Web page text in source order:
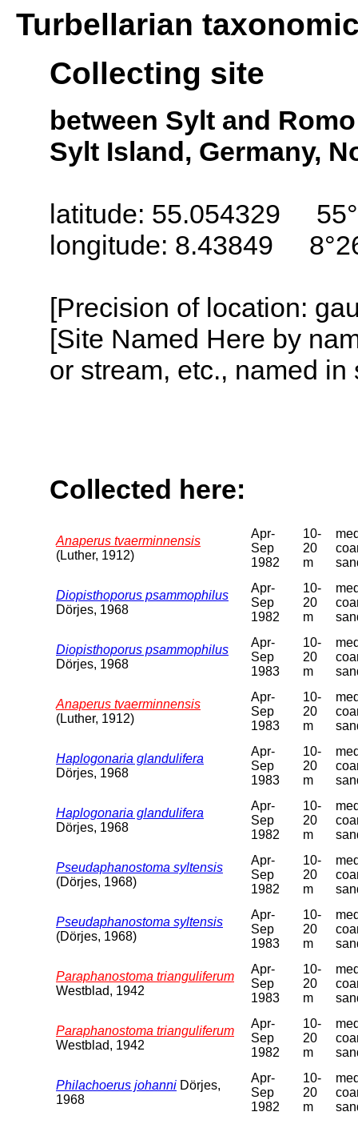
Turbellarian
Collecting site
between Sylt and
Sylt Island, Germany,
latitude: 55.054329
longitude: 8.43849
[Precision of location:
[Site Named Here by
or stream, etc., named
Collected here:
Anaperus tvaerminnensis
(Luther, 1912)
Apr-
Sep
1982
10-
20
m
Diopisthoporus psammophilus
Dörjes, 1968
Apr-
Sep
1982
10-
20
m
Diopisthoporus psammophilus
Dörjes, 1968
Apr-
Sep
1983
10-
20
m
Anaperus tvaerminnensis
(Luther, 1912)
Apr-
Sep
1983
10-
20
m
Haplogonaria glandulifera
Dörjes, 1968
Apr-
Sep
1983
10-
20
m
Haplogonaria glandulifera
Dörjes, 1968
Apr-
Sep
1982
10-
20
m
Pseudaphanostoma syltensis
(Dörjes, 1968)
Apr-
Sep
1982
10-
20
m
Pseudaphanostoma syltensis
(Dörjes, 1968)
Apr-
Sep
1983
10-
20
m
Paraphanostoma trianguliferum
Westblad, 1942
Apr-
Sep
1983
10-
20
m
Paraphanostoma trianguliferum
Westblad, 1942
Apr-
Sep
1982
10-
20
m
Philachoerus johanni Dörjes,
1968
Apr-
Sep
1982
10-
20
m